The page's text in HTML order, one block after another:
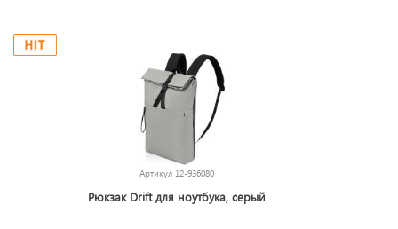
Артикул 12-936080
Рюкзак Drift для ноутбука, серый